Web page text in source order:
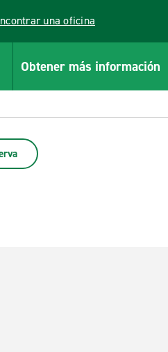
una oficina
Obtener más información